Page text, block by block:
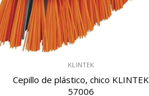
KLINTEK
Cepillo de plástico, chico KLINTEK
57006